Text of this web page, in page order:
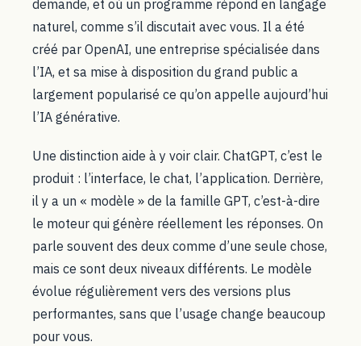
demande, et où un programme répond en langage
naturel, comme s’il discutait avec vous. Il a été
créé par OpenAI, une entreprise spécialisée dans
l’IA, et sa mise à disposition du grand public a
largement popularisé ce qu’on appelle aujourd’hui
l’IA générative.
Une distinction aide à y voir clair. ChatGPT, c’est le
produit : l’interface, le chat, l’application. Derrière,
il y a un « modèle » de la famille GPT, c’est-à-dire
le moteur qui génère réellement les réponses. On
parle souvent des deux comme d’une seule chose,
mais ce sont deux niveaux différents. Le modèle
évolue régulièrement vers des versions plus
performantes, sans que l’usage change beaucoup
pour vous.